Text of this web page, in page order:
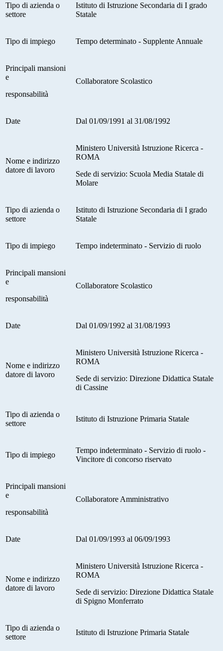
Tipo di azienda o
settore
Istituto di Istruzione Secondaria di I grado
Statale
Tipo di impiego Tempo determinato - Supplente Annuale
Principali mansioni
e
responsabilità
Collaboratore Scolastico
Date Dal 01/09/1991 al 31/08/1992
Nome e indirizzo
datore di lavoro
Ministero Università Istruzione Ricerca -
ROMA
Sede di servizio: Scuola Media Statale di
Molare
Tipo di azienda o
settore
Istituto di Istruzione Secondaria di I grado
Statale
Tipo di impiego Tempo indeterminato - Servizio di ruolo
Principali mansioni
e
responsabilità
Collaboratore Scolastico
Date Dal 01/09/1992 al 31/08/1993
Nome e indirizzo
datore di lavoro
Ministero Università Istruzione Ricerca -
ROMA
Sede di servizio: Direzione Didattica Statale
di Cassine
Tipo di azienda o
settore
Istituto di Istruzione Primaria Statale
Tipo di impiego
Tempo indeterminato - Servizio di ruolo -
Vincitore di concorso riservato
Principali mansioni
e
responsabilità
Collaboratore Amministrativo
Date Dal 01/09/1993 al 06/09/1993
Nome e indirizzo
datore di lavoro
Ministero Università Istruzione Ricerca -
ROMA
Sede di servizio: Direzione Didattica Statale
di Spigno Monferrato
Tipo di azienda o
settore
Istituto di Istruzione Primaria Statale